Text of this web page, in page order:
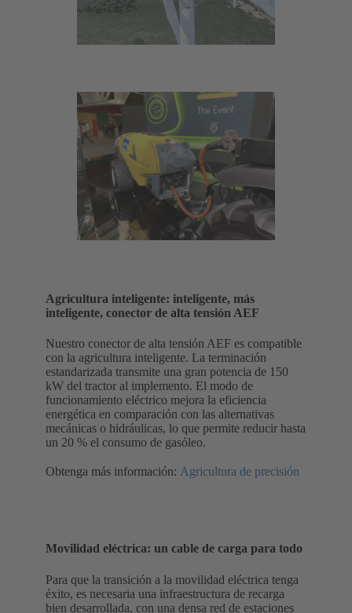
Agricultura inteligente: inteligente, más
inteligente, conector de alta tensión AEF
Nuestro conector de alta tensión AEF es compatible
con la agricultura inteligente. La terminación
estandarizada transmite una gran potencia de 150
kW del tractor al implemento. El modo de
funcionamiento eléctrico mejora la eficiencia
energética en comparación con las alternativas
mecánicas o hidráulicas, lo que permite reducir hasta
un 20 % el consumo de gasóleo.
Obtenga más información: Agricultura de precisión
Movilidad eléctrica: un cable de carga para todo
Para que la transición a la movilidad eléctrica tenga
éxito, es necesaria una infraestructura de recarga
bien desarrollada, con una densa red de estaciones